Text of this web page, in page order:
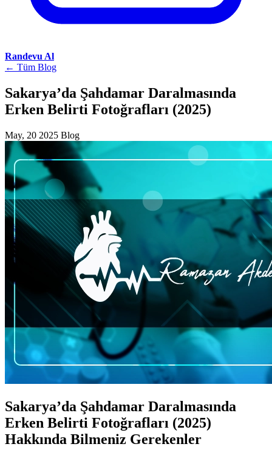
Randevu Al
← Tüm Blog
Sakarya’da Şahdamar Daralmasında
Erken Belirti Fotoğrafları (2025)
May, 20 2025 Blog
Sakarya’da Şahdamar Daralmasında
Erken Belirti Fotoğrafları (2025)
Hakkında Bilmeniz Gerekenler